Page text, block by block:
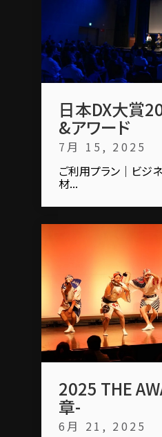
日本DX大賞
&アワード
7月 15, 2025
ご利用プラン｜ビジ
材...
2025 THE
章-
6月 21, 2025